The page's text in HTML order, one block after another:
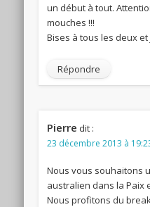
un début à tout.
mouches !!!
Bises à tous les deux
Répondre
Pierre dit :
23 décembre 2013 à
Nous vous souhaitons
australien dans la Paix
Nous profitons du